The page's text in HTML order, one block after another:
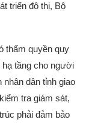
triển đô thị, Bộ
thẩm quyền quy
tầng cho người
dân tỉnh giao
tra giám sát,
phải đảm bảo